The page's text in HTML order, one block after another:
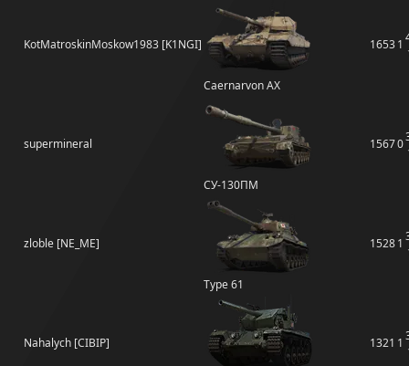
KotMatroskinMoskow1983 [K1NGI]
Caernarvon AX
16531
supermineral
СУ-130ПМ
15670
zloble [NE_ME]
Type 61
15281
Nahalych [CIBIP] 1321 1